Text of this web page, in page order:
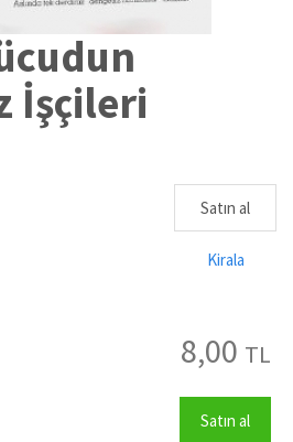
İşçileri
Satın al
Kirala
8,00 TL
Satın al